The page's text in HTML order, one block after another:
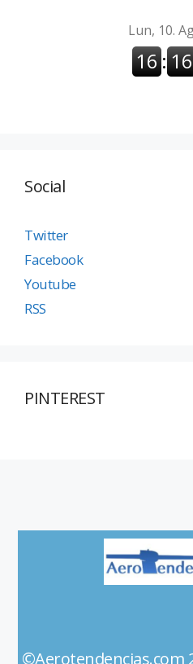
Social
Twitter
Facebook
Youtube
RSS
PINTEREST